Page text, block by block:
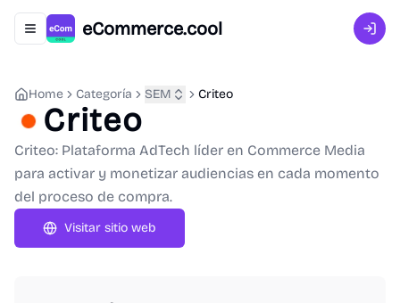
Abrir menú de navegación
eCommerce.cool
Home Categoría SEM Criteo
Criteo
Criteo: Plataforma AdTech líder en Commerce Media
para activar y monetizar audiencias en cada momento
del proceso de compra.
Visitar sitio web